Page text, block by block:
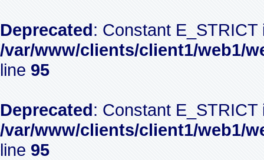
Deprecated: Constant
/var/www/clients/client1/web1/
line 95
Deprecated: Constant
/var/www/clients/client1/web1/
line 95